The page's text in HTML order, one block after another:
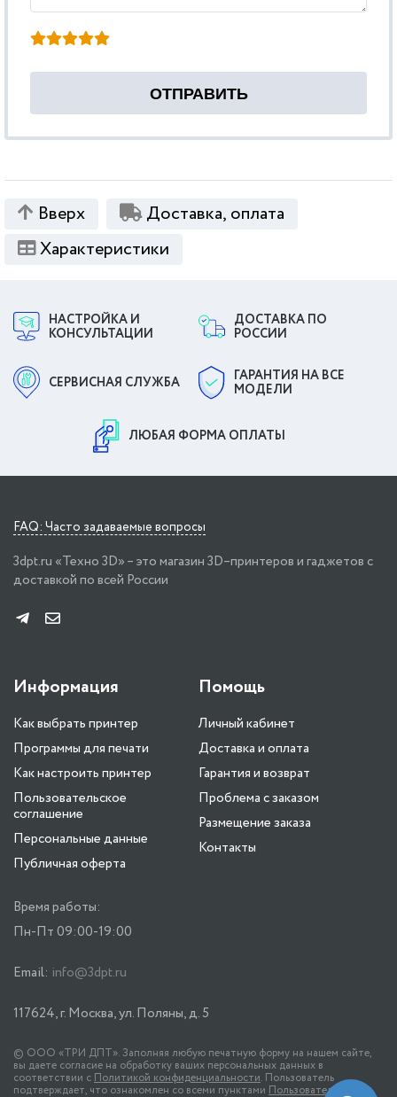
Вверх
Доставка, оплата
Характеристики
НАСТРОЙКА И
КОНСУЛЬТАЦИИ
ДОСТАВКА ПО
РОССИИ
СЕРВИСНАЯ СЛУЖБА
ГАРАНТИЯ НА ВСЕ
МОДЕЛИ
ЛЮБАЯ ФОРМА ОПЛАТЫ
FAQ: Часто задаваемые вопросы
3dpt.ru «Техно 3D» – это магазин 3D–принтеров и гаджетов с
доставкой по всей России
Информация
Как выбрать принтер
Программы для печати
Как настроить принтер
Пользовательское
соглашение
Персональные данные
Публичная оферта
Помощь
Личный кабинет
Доставка и оплата
Гарантия и возврат
Проблема с заказом
Размещение заказа
Контакты
Время работы:
Пн-Пт 09:00-19:00
Email: info@3dpt.ru
117624, г. Москва, ул. Поляны, д. 5
© ООО «ТРИ ДПТ». Заполняя любую печатную форму на нашем сайте,
вы даете согласие на обработку ваших персональных данных в
соответствии с Политикой конфиденциальности. Пользователь
подтверждает, что ознакомлен со всеми пунктами Пользовательского